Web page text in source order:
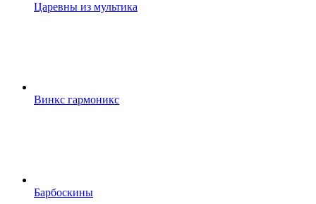
Царевны из мультика
Винкс гармоникс
Барбоскины